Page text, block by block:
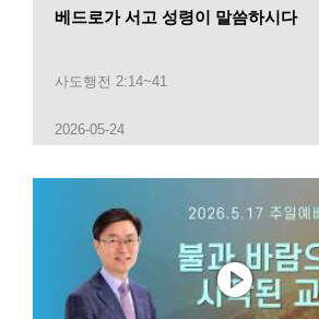
베드로가 서고 성령이 말씀하시다
사도행전 2:14~41
2026-05-24